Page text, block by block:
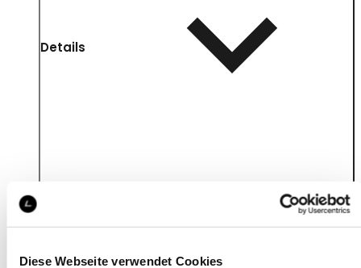
Diese Webseite verwendet Cookies
Details